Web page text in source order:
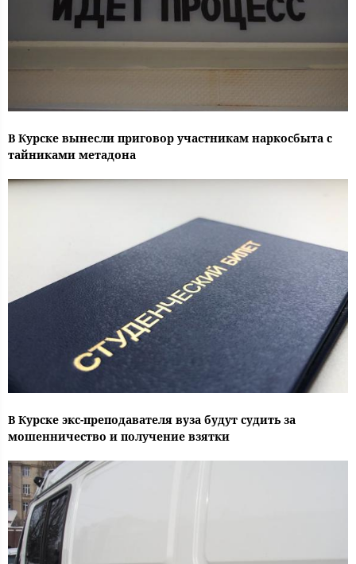
В Курске вынесли приговор участникам наркосбыта с
тайниками метадона
В Курске экс-преподавателя вуза будут судить за
мошенничество и получение взятки